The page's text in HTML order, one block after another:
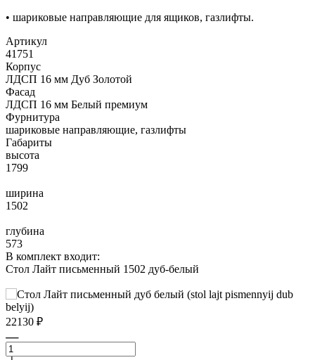
• шариковые направляющие для ящиков, газлифты.
Артикул
41751
Корпус
ЛДСП 16 мм Дуб Золотой
Фасад
ЛДСП 16 мм Белый премиум
Фурнитура
шариковые направляющие, газлифты
Габариты
высота
1799
ширина
1502
глубина
573
В комплект входит:
Стол Лайт письменный 1502 дуб-белый
22130 ₽